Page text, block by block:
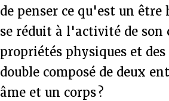
de penser ce qu'est un
se réduit à l'activité de son
propriétés physiques et
double composé de deux
âme et un corps ?